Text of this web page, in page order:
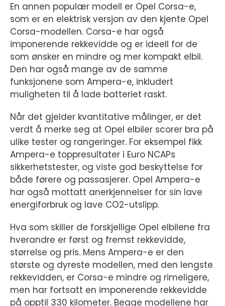
En annen populær modell er Opel Corsa-e,
som er en elektrisk versjon av den kjente Opel
Corsa-modellen. Corsa-e har også
imponerende rekkevidde og er ideell for de
som ønsker en mindre og mer kompakt elbil.
Den har også mange av de samme
funksjonene som Ampera-e, inkludert
muligheten til å lade batteriet raskt.
Når det gjelder kvantitative målinger, er det
verdt å merke seg at Opel elbiler scorer bra på
ulike tester og rangeringer. For eksempel fikk
Ampera-e toppresultater i Euro NCAPs
sikkerhetstester, og viste god beskyttelse for
både førere og passasjerer. Opel Ampera-e
har også mottatt anerkjennelser for sin lave
energiforbruk og lave CO2-utslipp.
Hva som skiller de forskjellige Opel elbilene fra
hverandre er først og fremst rekkevidde,
størrelse og pris. Mens Ampera-e er den
største og dyreste modellen, med den lengste
rekkevidden, er Corsa-e mindre og rimeligere,
men har fortsatt en imponerende rekkevidde
på opptil 330 kilometer. Begge modellene har